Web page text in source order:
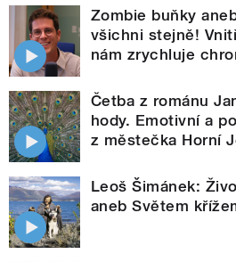
Zombie buňky
všichni stejně!
nám zrychluje
Četba z románu
hody. Emotivní a
z městečka Horní
Leoš Šimánek:
aneb Světem